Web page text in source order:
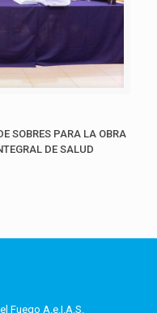
SOBRES PARA LA OBRA
DE SALUD
Fuego A.e.I.A.S.